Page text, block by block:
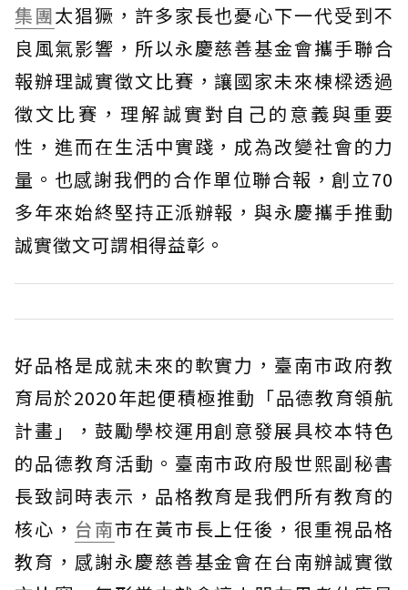
集團太猖獗，許多家長也憂心下一代受到不
良風氣影響，所以永慶慈善基金會攜手聯合
報辦理誠實徵文比賽，讓國家未來棟樑透過
徵文比賽，理解誠實對自己的意義與重要
性，進而在生活中實踐，成為改變社會的力
量。也感謝我們的合作單位聯合報，創立70
多年來始終堅持正派辦報，與永慶攜手推動
誠實徵文可謂相得益彰。
好品格是成就未來的軟實力，臺南市政府教
育局於2020年起便積極推動「品德教育領航
計畫」，鼓勵學校運用創意發展具校本特色
的品德教育活動。臺南市政府殷世熙副秘書
長致詞時表示，品格教育是我們所有教育的
核心， 台南市在黃市長上任後，很重視品格
教育，感謝永慶慈善基金會在台南辦誠實徵